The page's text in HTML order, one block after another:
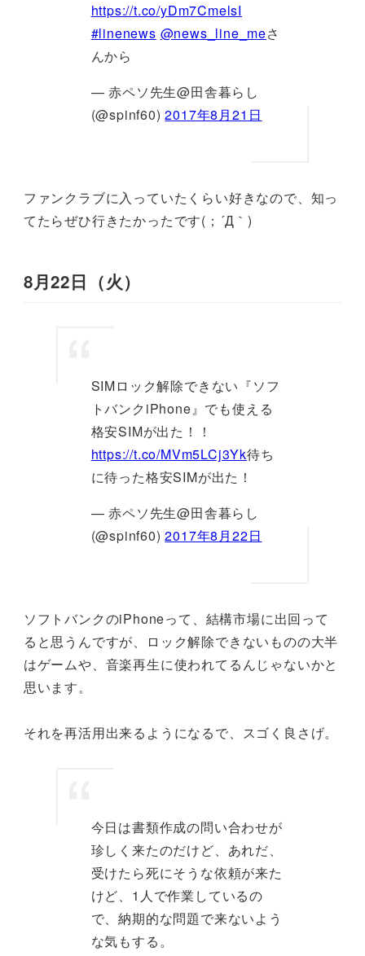
https://t.co/yDm7CmelsI
#linenews @news_line_meさ
んから
— 赤ペソ先生@田舎暮らし
(@spinf60)2017年8月21日
ファンクラブに入っていたくらい好きなので、知っ
てたらぜひ行きたかったです(；´Д｀)
8月22日（火）
SIMロック解除できない『ソフ
トバンクiPhone』でも使える
格安SIMが出た！！
https://t.co/MVm5LCj3Yk待ち
に待った格安SIMが出た！
— 赤ペソ先生@田舎暮らし
(@spinf60)2017年8月22日
ソフトバンクのiPhoneって、結構市場に出回って
ると思うんですが、ロック解除できないものの大半
はゲームや、音楽再生に使われてるんじゃないかと
思います。
それを再活用出来るようになるで、スゴく良さげ。
今日は書類作成の問い合わせが
珍しく来たのだけど、あれだ、
受けたら死にそうな依頼が来た
けど、1人で作業しているの
で、納期的な問題で来ないよう
な気もする。